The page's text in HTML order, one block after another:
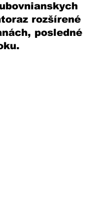
rozšírené
posledné